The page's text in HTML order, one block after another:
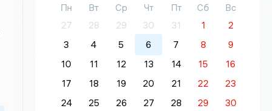
Пн Вт Ср Чт Пт Сб
Вс
27
28 29 30 31 1
2
3
4 5 6 7 8
9
10
11 12 13 14 15
16
17
18 19 20 21 22
23
24
25 26 27 28 29
30